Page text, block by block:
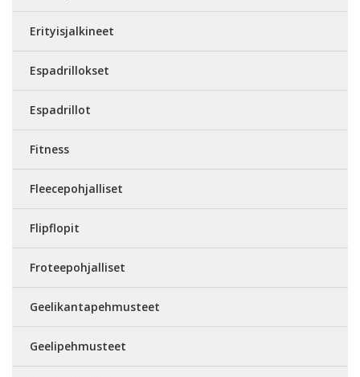
Erityisjalkineet
Espadrillokset
Espadrillot
Fitness
Fleecepohjalliset
Flipflopit
Froteepohjalliset
Geelikantapehmusteet
Geelipehmusteet